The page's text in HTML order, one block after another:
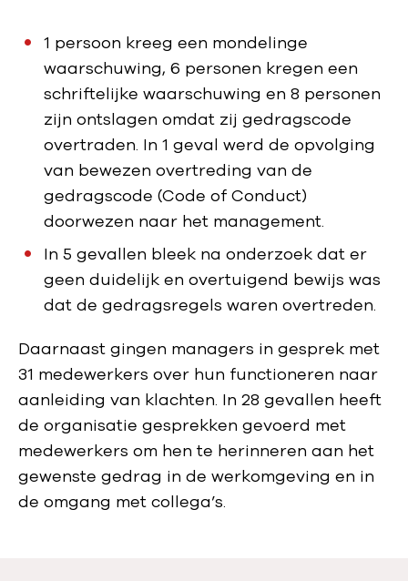
1 persoon kreeg een mondelinge
waarschuwing, 6 personen kregen een
schriftelijke waarschuwing en 8 personen
zijn ontslagen omdat zij gedragscode
overtraden. In 1 geval werd de opvolging
van bewezen overtreding van de
gedragscode (Code of Conduct)
doorwezen naar het management.
In 5 gevallen bleek na onderzoek dat er
geen duidelijk en overtuigend bewijs was
dat de gedragsregels waren overtreden.
Daarnaast gingen managers in gesprek met
31 medewerkers over hun functioneren naar
aanleiding van klachten. In 28 gevallen heeft
de organisatie gesprekken gevoerd met
medewerkers om hen te herinneren aan het
gewenste gedrag in de werkomgeving en in
de omgang met collega’s.